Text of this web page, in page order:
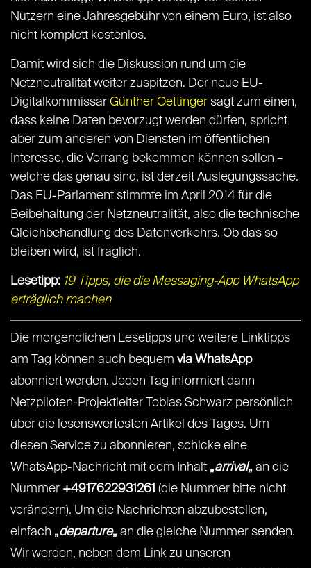
Nutzern eine Jahresgebühr von einem Euro, ist also
nicht komplett kostenlos.
Damit wird sich die Diskussion rund um die
Netzneutralität weiter zuspitzen. Der neue EU-
Digitalkommissar Günther Oettinger sagt zum einen,
dass keine Daten bevorzugt werden dürfen, spricht
aber zum anderen von Diensten im öffentlichen
Interesse, die Vorrang bekommen können sollen –
welche das genau sind, ist derzeit Auslegungssache.
Das EU-Parlament stimmte im April 2014 für die
Beibehaltung der Netzneutralität, also die technische
Gleichbehandlung des Datenverkehrs. Ob das so
bleiben wird, ist fraglich.
Lesetipp: 19 Tipps, die die Messaging-App WhatsApp
erträglich machen
Die morgendlichen Lesetipps und weitere Linktipps
am Tag können auch bequem via WhatsApp
abonniert werden. Jeden Tag informiert dann
Netzpiloten-Projektleiter Tobias Schwarz persönlich
über die lesenswertesten Artikel des Tages. Um
diesen Service zu abonnieren, schicke eine
WhatsApp-Nachricht mit dem Inhalt „arrival„ an die
Nummer +4917622931261 (die Nummer bitte nicht
verändern). Um die Nachrichten abzubestellen,
einfach „departure„ an die gleiche Nummer senden.
Wir werden, neben dem Link zu unseren